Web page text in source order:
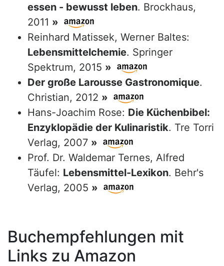
essen - bewusst leben. Brockhaus,
2011 »
Reinhard Matissek, Werner Baltes:
Lebensmittelchemie. Springer
Spektrum, 2015 »
Der große Larousse Gastronomique.
Christian, 2012 »
Hans-Joachim Rose: Die Küchenbibel:
Enzyklopädie der Kulinaristik. Tre Torri
Verlag, 2007 »
Prof. Dr. Waldemar Ternes, Alfred
Täufel: Lebensmittel-Lexikon. Behr's
Verlag, 2005 »
Buchempfehlungen mit
Links zu Amazon